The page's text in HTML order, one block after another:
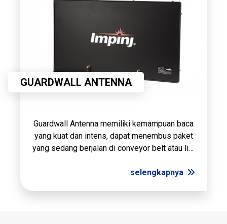
GUARDWALL ANTENNA
Guardwall Antenna memiliki kemampuan baca
yang kuat dan intens, dapat menembus paket
yang sedang berjalan di conveyor belt atau lini
dan pembacaan Jarak Jauh hingga 3m.
selengkapnya